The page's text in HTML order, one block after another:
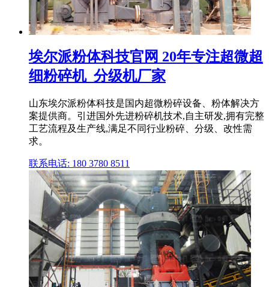
埃尔派粉体科技官网 20年专注超微超
细粉碎机_分级机厂家
山东埃尔派粉体科技是国内超微粉碎设备、粉体解决方
案提供商。引进国外先进粉碎机技术,自主研发,拥有完整
工艺流程及生产线,满足不同行业粉碎、分级、改性需
求。
联系电话: 180 3780 8511